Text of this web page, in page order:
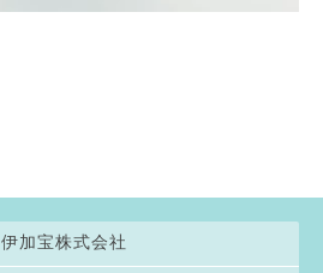
伊加宝株式会社